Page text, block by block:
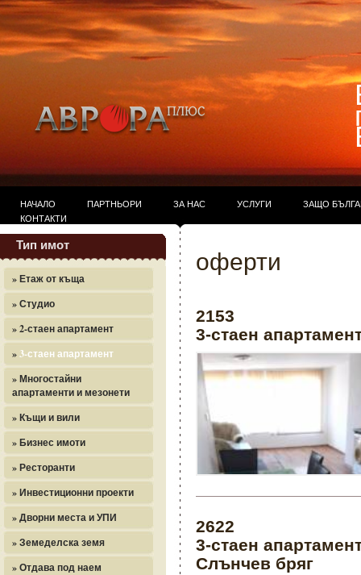
НАЧАЛО ПАРТНЬОРИ ЗА НАС УСЛУГИ
ЗАЩО
КОНТАКТИ
Тип имот
» Етаж от къща
» Студио
» 2-стаен апартамент
»3-стаен апартамент
» Многостайни
апартаменти и мезонети
» Къщи и вили
» Бизнес имоти
» Ресторанти
» Инвестиционни проекти
» Дворни места и УПИ
» Земеделска земя
» Отдава под наем
оферти
2153
3-стаен
2622
3-стаен
Слънчев бряг